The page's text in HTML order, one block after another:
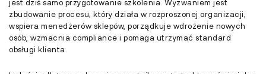
jest dziś samo przygotowanie szkolenia. Wyzwaniem jest
zbudowanie procesu, który działa w rozproszonej organizacji,
wspiera menedżerów sklepów, porządkuje wdrożenie nowych
osób, wzmacnia compliance i pomaga utrzymać standard
obsługi klienta.